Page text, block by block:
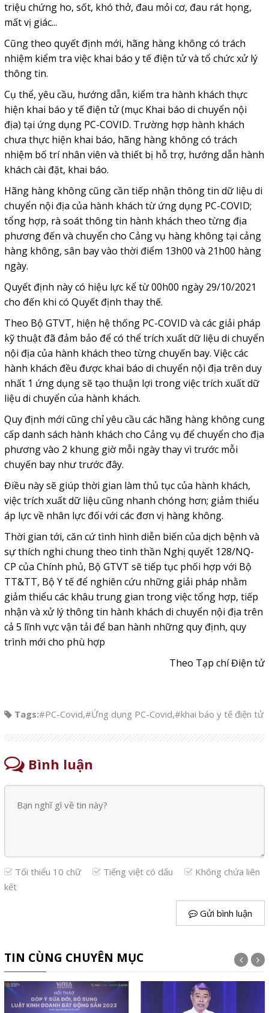
triệu chứng ho, sốt, khó thở, đau mỏi cơ, đau rát họng,
mất vị giác...
Cũng theo quyết định mới, hãng hàng không có trách
nhiệm kiểm tra việc khai báo y tế điện tử và tổ chức xử lý
thông tin.
Cụ thể, yêu cầu, hướng dẫn, kiểm tra hành khách thực
hiện khai báo y tế điện tử (mục Khai báo di chuyển nội
địa) tại ứng dụng PC-COVID. Trường hợp hành khách
chưa thực hiện khai báo, hãng hàng không có trách
nhiệm bố trí nhân viên và thiết bị hỗ trợ, hướng dẫn hành
khách cài đặt, khai báo.
Hãng hàng không cũng cần tiếp nhận thông tin dữ liệu di
chuyển nội địa của hành khách từ ứng dụng PC-COVID;
tổng hợp, rà soát thông tin hành khách theo từng địa
phương đến và chuyển cho Cảng vụ hàng không tại cảng
hàng không, sân bay vào thời điểm 13h00 và 21h00 hàng
ngày.
Quyết định này có hiệu lực kể từ 00h00 ngày 29/10/2021
cho đến khi có Quyết định thay thế.
Theo Bộ GTVT, hiện hệ thống PC-COVID và các giải pháp
kỹ thuật đã đảm bảo để có thể trích xuất dữ liệu di chuyển
nội địa của hành khách theo từng chuyến bay. Việc các
hành khách đều được khai báo di chuyển nội địa trên duy
nhất 1 ứng dụng sẽ tạo thuận lợi trong việc trích xuất dữ
liệu di chuyển của hành khách.
Quy định mới cũng chỉ yêu cầu các hãng hàng không cung
cấp danh sách hành khách cho Cảng vụ để chuyển cho địa
phương vào 2 khung giờ mỗi ngày thay vì trước mỗi
chuyến bay như trước đây.
Điều này sẽ giúp thời gian làm thủ tục của hành khách,
việc trích xuất dữ liệu cũng nhanh chóng hơn; giảm thiểu
áp lực về nhân lực đối với các đơn vị hàng không.
Thời gian tới, căn cứ tình hình diễn biến của dịch bệnh và
sự thích nghi chung theo tinh thần Nghị quyết 128/NQ-
CP của Chính phủ, Bộ GTVT sẽ tiếp tục phối hợp với Bộ
TT&TT, Bộ Y tế để nghiên cứu những giải pháp nhằm
giảm thiểu các khâu trung gian trong việc tổng hợp, tiếp
nhận và xử lý thông tin hành khách di chuyển nội địa trên
cả 5 lĩnh vực vận tải để ban hành những quy định, quy
trình mới cho phù hợp
Theo Tạp chí Điện tử
Tags:#PC-Covid,#Ứng dụng PC-Covid,#khai báo y tế điện tử
Bình luận
Tối thiểu 10 chữ Tiếng việt có dấu
Không chứa liên
kết
Gửi bình luận
TIN CÙNG CHUYÊN MỤC